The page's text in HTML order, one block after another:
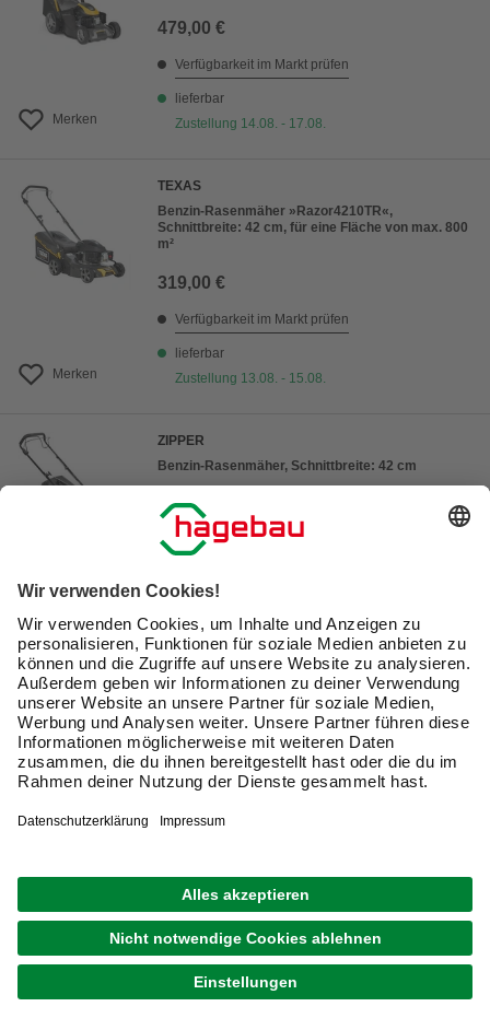
Merken
479,00 €
Verfügbarkeit im Markt prüfen
lieferbar
Zustellung 14.08. - 17.08.
Merken
TEXAS
Benzin-Rasenmäher »Razor4210TR«,
Schnittbreite: 42 cm, für eine Fläche von max. 800
m²
319,00 €
Verfügbarkeit im Markt prüfen
lieferbar
Zustellung 13.08. - 15.08.
Merken
ZIPPER
Benzin-Rasenmäher, Schnittbreite: 42 cm
199,00 €
Verfügbarkeit im Markt prüfen
Zustellung 22.08. - 25.08.
von
Benzinrasenmäher online bestellen – die
besten Werkzeuge für Profis
Rasenflächen im Garten und um das Haus herum. Wenn
es um die beste Leistung, durchzugsstarke Motoren und
saubere Schnitte geht, setzt der Profi auf den
Benzinrasenmäher. Erfahre jetzt, welche Modelle mit
Benzin online zur Verfügung stehen.